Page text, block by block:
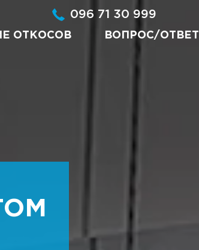
096 71 30 999
ОТКОСОВ ВОПРОС/ОТВЕТ